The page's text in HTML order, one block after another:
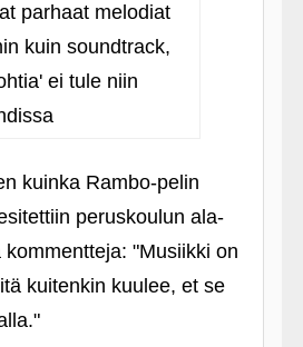
parhaat melodiat
kuin soundtrack,
ei tule niin
kuinka Rambo-pelin
peruskoulun ala-
"Musiikki on
kuitenkin kuulee, et se